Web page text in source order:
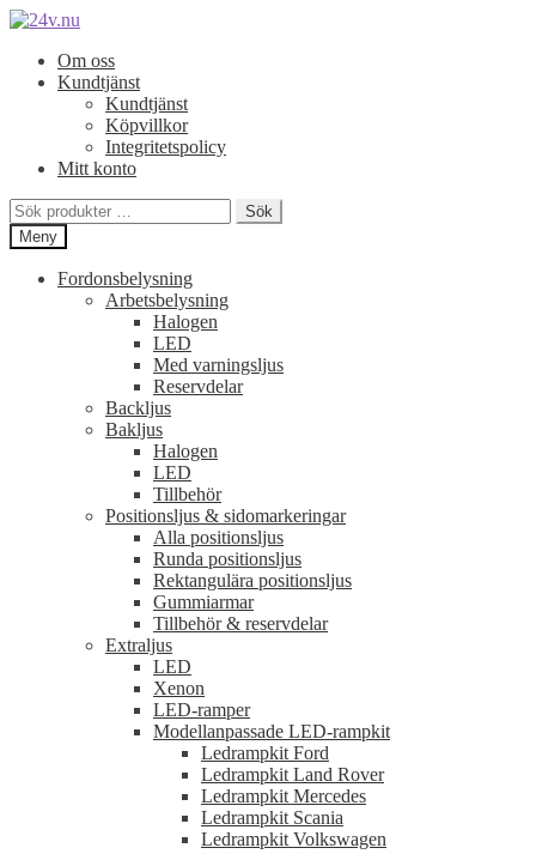
Hoppa
navigering
Hoppa
innehållOm oss
Kundtjänst
Kundtjänst
Köpvillkor
Integritetspolicy
Mitt konto
Sök
efter:
Sök
Meny
Fordonsbelysning
Arbetsbelysning
Halogen
LED
Med varningsljus
Reservdelar
Backljus
Bakljus
Halogen
LED
Tillbehör
Positionsljus & sidomarkeringar
Alla positionsljus
Runda positionsljus
Rektangulära positionsljus
Gummiarmar
Tillbehör & reservdelar
Extraljus
LED
Xenon
LED-ramper
Modellanpassade LED-rampkit
Ledrampkit Ford
Ledrampkit Land Rover
Ledrampkit Mercedes
Ledrampkit Scania
Ledrampkit Volkswagen